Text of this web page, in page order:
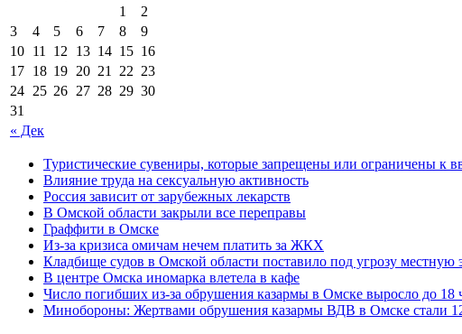
« Дек
1
2
3
4 5 6 7 8
9
10 11 12 13 14 15 16
17 18 19 20 21 22 23
24 25 26 27 28 29 30
31
Туристические сувениры, которые запрещены или ограничены к
Влияние труда на сексуальную активность
Россия зависит от зарубежных лекарств
В Омской области закрыли все переправы
Граффити в Омске
Из-за кризиса омичам нечем платить за ЖКХ
Кладбище судов в Омской области поставило под угрозу местную
В центре Омска иномарка влетела в кафе
Число погибших из-за обрушения казармы в Омске выросло до 18
Минобороны: Жертвами обрушения казармы ВДВ в Омске стали